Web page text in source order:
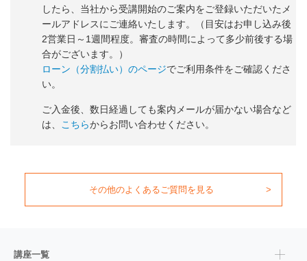
したら、当社から受講開始のご案内をご登録いただいたメ
ールアドレスにご連絡いたします。（目安はお申し込み後
2営業日～1週間程度。審査の時間によって多少前後する場
合がございます。）
ローン（分割払い）のページでご利用条件をご確認くださ
い。
ご入金後、数日経過しても案内メールが届かない場合など
は、
こちらからお問い合わせください。
その他のよくあるご質問を見る
講座一覧